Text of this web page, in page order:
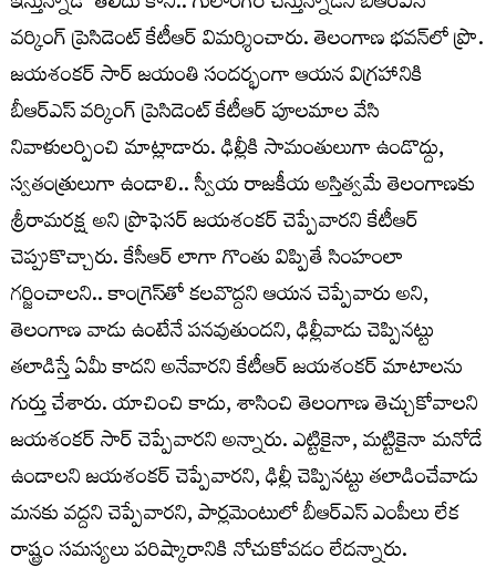
వర్కింగ్ ప్రెసిడెంట్ కేటీఆర్ విమర్శించారు. తెలంగాణ భవన్‌లో ప్రొ.
జయశంకర్ సార్ జయంతి సందర్భంగా ఆయన విగ్రహానికి
బీఆర్ఎస్ వర్కింగ్ ప్రెసిడెంట్ కేటీఆర్ పూలమాల వేసి
నివాళులర్పించి మాట్లాడారు. ఢిల్లీకి సామంతులుగా ఉండొద్దు,
స్వతంత్రులుగా ఉండాలి.. స్వీయ రాజకీయ అస్తిత్వమే తెలంగాణకు
శ్రీరామరక్ష అని ప్రొఫెసర్ జయశంకర్ చెప్పేవారని కేటీఆర్
చెప్పుకొచ్చారు. కేసీఆర్ లాగా గొంతు విప్పితే సింహంలా
గర్జించాలని.. కాంగ్రెస్‌తో కలవొద్దని ఆయన చెప్పేవారు అని,
తెలంగాణ వాడు ఉంటేనే పనవుతుందని, ఢిల్లీవాడు చెప్పినట్టు
తలాడిస్తే ఏమీ కాదని అనేవారని కేటీఆర్ జయశంకర్ మాటాలను
గుర్తు చేశారు. యాచించి కాదు, శాసించి తెలంగాణ తెచ్చుకోవాలని
జయశంకర్ సార్ చెప్పేవారని అన్నారు. ఎట్టికైనా, మట్టికైనా మనోడే
ఉండాలని జయశంకర్ చెప్పేవారని, ఢిల్లీ చెప్పినట్టు తలాడించేవాడు
మనకు వద్దని చెప్పేవారని, పార్లమెంటులో బీఆర్ఎస్ ఎంపీలు లేక
రాష్ట్రం సమస్యలు పరిష్కారానికి నోచుకోవడం లేదన్నారు.